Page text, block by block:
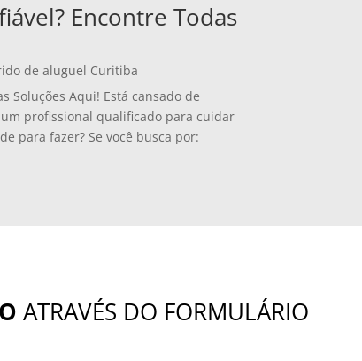
Encontre Todas
de aluguel Curitiba
Soluções Aqui! Está cansado de
profissional qualificado para cuidar
para fazer? Se você busca por:
ATRAVÉS DO FORMULÁRIO